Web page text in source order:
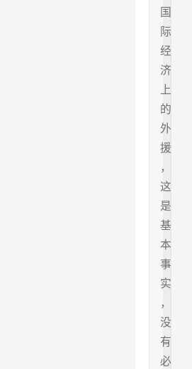
国
际
经
济
上
的
外
援
，
这
是
基
本
事
实
，
没
有
必